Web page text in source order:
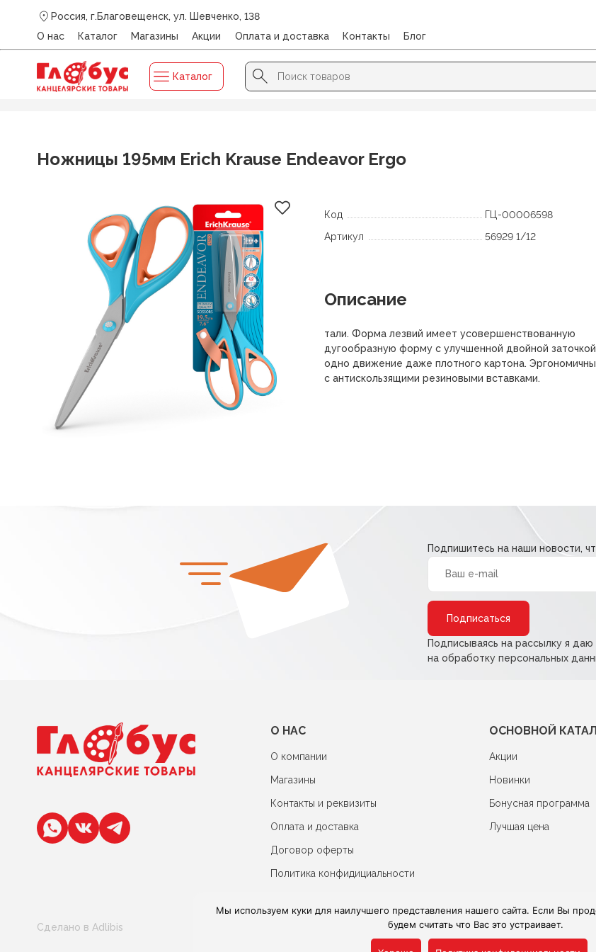
Россия, г.Благовещенск, ул. Шевченко, 138
О нас
Каталог Магазины Акции Оплата и доставка Контакты Блог
Каталог
Search
for:
Search Button
Главная /Каталог/ НОЖНИЦЫ, НОЖИ КАНЦЕЛЯРСКИЕ, ШИЛО/Ножницы/Ножницы 195мм Erich Krause
Ножницы 195мм Erich Krause Endeavor Ergo
Код
ГЦ-00006598
Артикул
56929 1/12
Описание
тали. Форма лезвий имеет усовершенствованную
дугообразную форму с улучшенной двойной
одно движение даже плотного картона.
с антискользящими резиновыми вставками.
Подпишитесь на наши новости,
Подписываясь на рассылку я даю
на обработку персональных
О НАС
О компании
Магазины
Контакты и реквизиты
Оплата и доставка
Договор оферты
Политика конфидициальности
ОСНОВНОЙ
Акции
Новинки
Бонусная программа
Лучшая цена
Сделано в Adlibis
Мы используем куки для наилучшего представления нашего сайта. Если Вы
будем считать что Вас это устраивает.